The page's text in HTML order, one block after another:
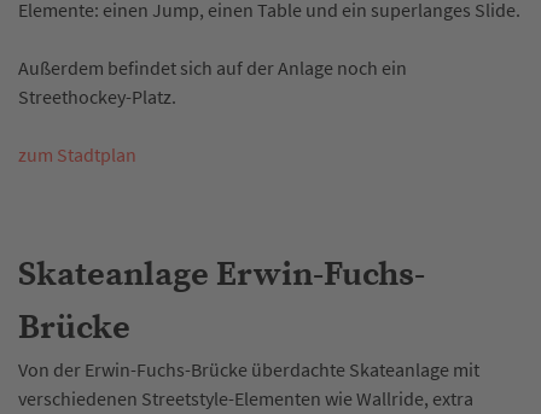
Elemente: einen Jump, einen Table und ein superlanges Slide.
Außerdem befindet sich auf der Anlage noch ein
Streethockey-Platz.
zum Stadtplan
Skateanlage Erwin-Fuchs-
Brücke
Von der Erwin-Fuchs-Brücke überdachte Skateanlage mit
verschiedenen Streetstyle-Elementen wie Wallride, extra